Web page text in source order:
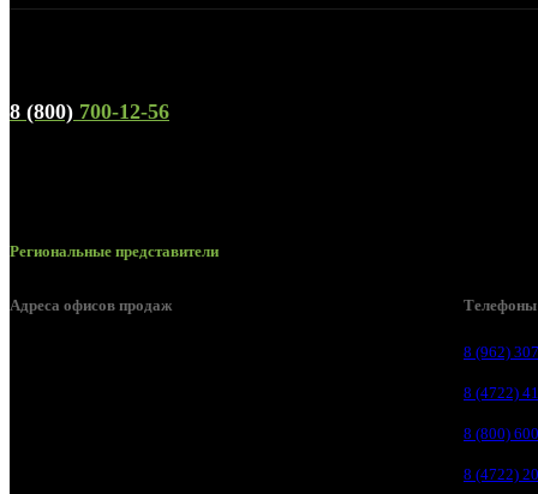
8 (800) 700-12-56
Региональные представители
Адреса офисов продаж Телефоны
8 (962)
8 (4722)
8 (800)
8 (4722)